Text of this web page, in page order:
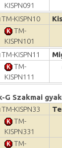
KISPN091
TM-KISPN10
TM-
KISPN101
TM-KISPN11
TM-
KISPN111
G Szakmai
TM-KISPN33
TM-
KISPN331
TM-